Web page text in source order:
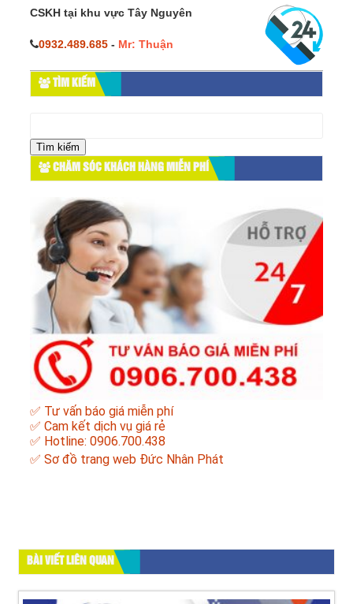
CSKH tại khu vực Tây Nguyên
0932.489.685 - Mr: Thuận
TÌM KIẾM
cho:
CHĂM SÓC KHÁCH HÀNG MIỄN PHÍ
✅ Tư vấn báo giá miễn phí
✅ Cam kết dịch vụ giá rẻ
✅ Hotline: 0906.700.438
✅ Sơ đồ trang web Đức Nhân Phát
BÀI VIẾT LIÊN QUAN